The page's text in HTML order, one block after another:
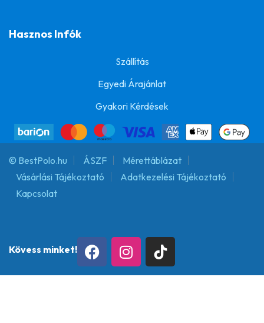
Hasznos Infók
Szállítás
Egyedi Árajánlat
Gyakori Kérdések
© BestPolo.hu ÁSZF
Mérettáblázat
Vásárlási Tájékoztató
Adatkezelési Tájékoztató
Kapcsolat
Kövess minket!